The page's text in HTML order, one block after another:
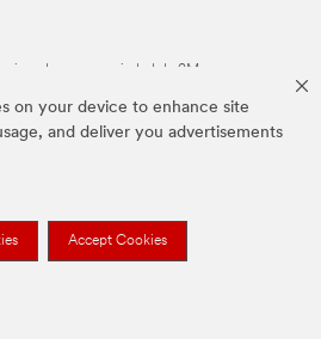
on your device to enhance site
and deliver you advertisements
Accept Cookies
son propiedad de 3M